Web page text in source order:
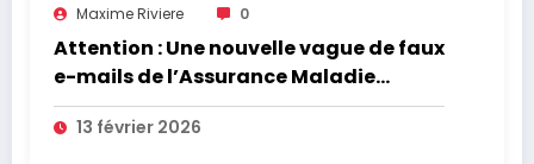
Maxime Riviere 0
Attention : Une nouvelle vague de faux
e-mails de l’Assurance Maladie
menace la couverture de vos frais de
santé
13 février 2026